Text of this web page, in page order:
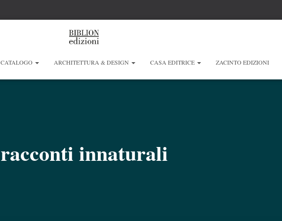
CATALOGO ARCHITETTURA & DESIGN CASA EDITRICE ZACINTO EDIZIONI
racconti innaturali